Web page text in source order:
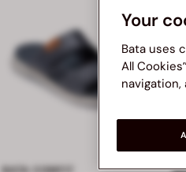
Your
Bata uses
All